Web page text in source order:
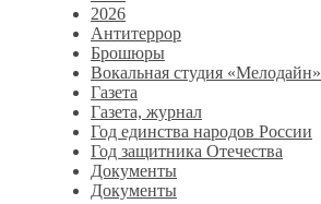
2026
Антитеррор
Брошюры
Вокальная студия «Мелодайн»
Газета
Газета, журнал
Год единства народов России
Год защитника Отечества
Документы
Документы